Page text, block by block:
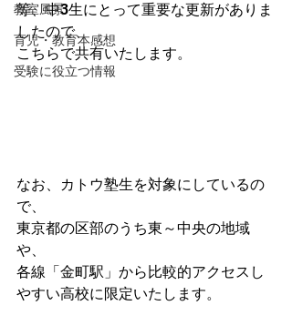
教室風景
育児・教育本感想
受験に役立つ情報
等、中3生にとって重要な更新がありま
したので、
こちらで共有いたします。
なお、カトウ塾生を対象にしているの
で、
東京都の区部のうち東～中央の地域
や、
各線「金町駅」から比較的アクセスし
やすい高校に限定いたします。